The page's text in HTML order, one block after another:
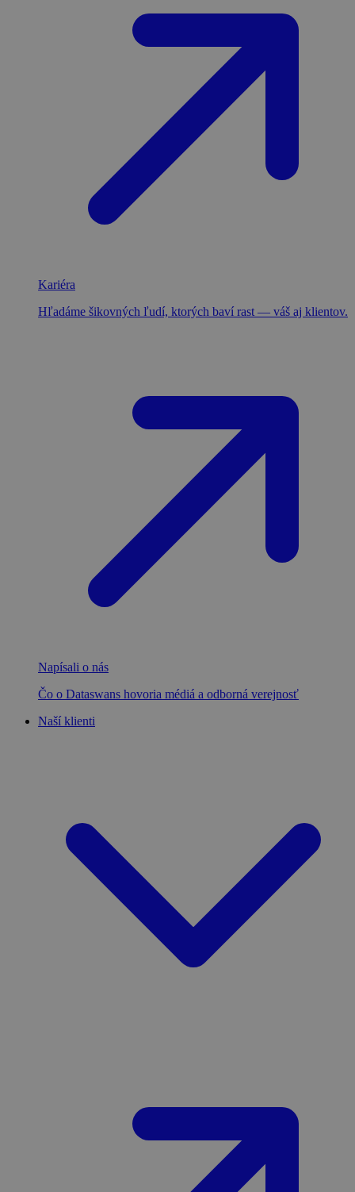
Kariéra
Hľadáme šikovných ľudí, ktorých baví rast — váš aj klientov.
Napísali o nás
Čo o Dataswans hovoria médiá a odborná verejnosť
Naší klienti